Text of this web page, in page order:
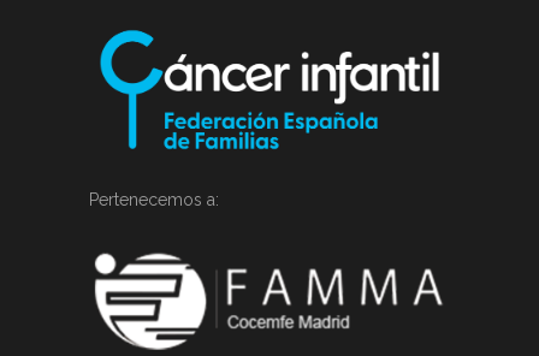
Pertenecemos a: